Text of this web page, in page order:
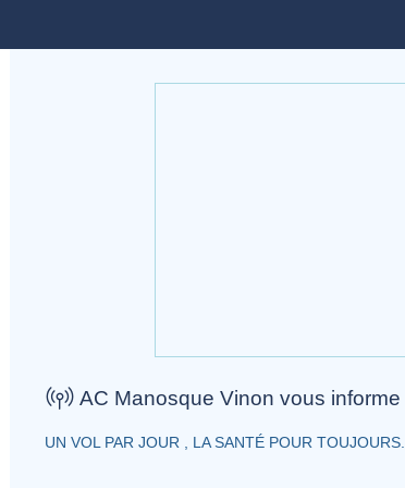
AC Manosque Vinon vous informe
UN VOL PAR JOUR , LA SANTÉ POUR TOUJOURS.